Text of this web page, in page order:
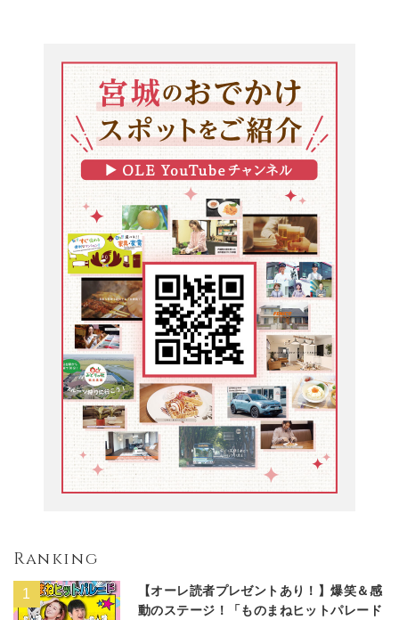
Ranking
【オーレ読者プレゼントあり！】爆笑＆感
動のステージ！「ものまねヒットパレード